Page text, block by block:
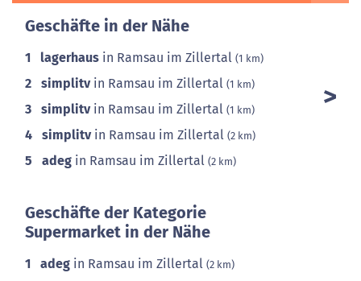
Geschäfte in der Nähe
1 lagerhaus in Ramsau im Zillertal (1 km)
2 simplitvin Ramsau im Zillertal (1 km)
3 simplitvin Ramsau im Zillertal (1 km)
4 simplitvin Ramsau im Zillertal (2 km)
5 adeg in Ramsau im Zillertal (2 km)
Geschäfte der Kategorie
Supermarket in der Nähe
1 adeg in Ramsau im Zillertal (2 km)